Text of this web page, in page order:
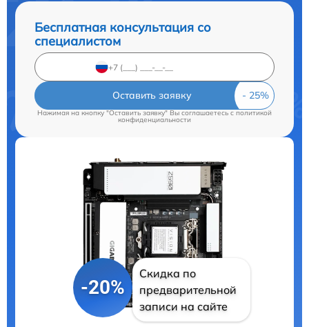
Бесплатная консультация со
специалистом
Оставить заявку
Нажимая на кнопку "Оставить заявку" Вы соглашаетесь c политикой
конфиденциальности
-20%
Скидка по
предварительной
записи на сайте